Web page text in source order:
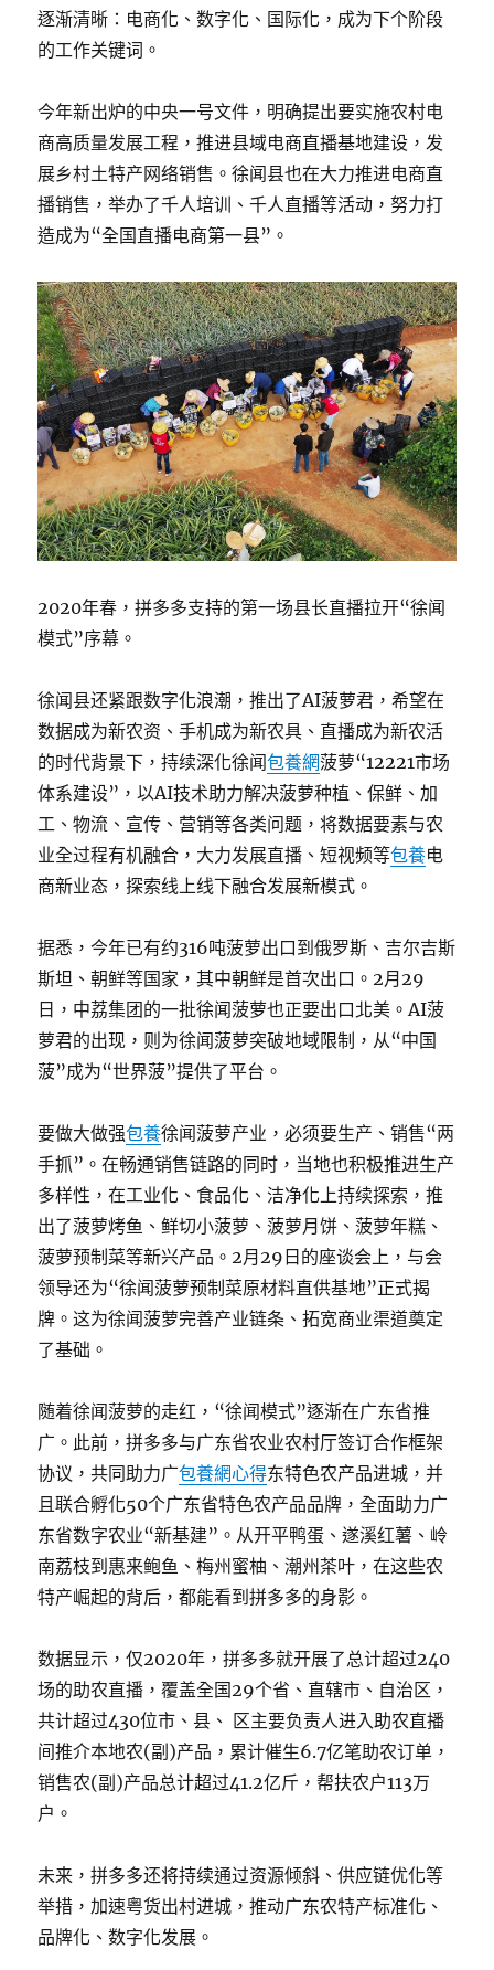
逐渐清晰：电商化、数字化、国际化，成为下个阶段
的工作关键词。
今年新出炉的中央一号文件，明确提出要实施农村电
商高质量发展工程，推进县域电商直播基地建设，发
展乡村土特产网络销售。徐闻县也在大力推进电商直
播销售，举办了千人培训、千人直播等活动，努力打
造成为“全国直播电商第一县”。
2020年春，拼多多支持的第一场县长直播拉开“徐闻
模式”序幕。
徐闻县还紧跟数字化浪潮，推出了AI菠萝君，希望在
数据成为新农资、手机成为新农具、直播成为新农活
的时代背景下，持续深化徐闻包養網菠萝“12221市场
体系建设”，以AI技术助力解决菠萝种植、保鲜、加
工、物流、宣传、营销等各类问题，将数据要素与农
业全过程有机融合，大力发展直播、短视频等包養电
商新业态，探索线上线下融合发展新模式。
据悉，今年已有约316吨菠萝出口到俄罗斯、吉尔吉斯
斯坦、朝鲜等国家，其中朝鲜是首次出口。2月29
日，中荔集团的一批徐闻菠萝也正要出口北美。AI菠
萝君的出现，则为徐闻菠萝突破地域限制，从“中国
菠”成为“世界菠”提供了平台。
要做大做强包養徐闻菠萝产业，必须要生产、销售“两
手抓”。在畅通销售链路的同时，当地也积极推进生产
多样性，在工业化、食品化、洁净化上持续探索，推
出了菠萝烤鱼、鲜切小菠萝、菠萝月饼、菠萝年糕、
菠萝预制菜等新兴产品。2月29日的座谈会上，与会
领导还为“徐闻菠萝预制菜原材料直供基地”正式揭
牌。这为徐闻菠萝完善产业链条、拓宽商业渠道奠定
了基础。
随着徐闻菠萝的走红，“徐闻模式”逐渐在广东省推
广。此前，拼多多与广东省农业农村厅签订合作框架
协议，共同助力广包養網心得东特色农产品进城，并
且联合孵化50个广东省特色农产品品牌，全面助力广
东省数字农业“新基建”。从开平鸭蛋、遂溪红薯、岭
南荔枝到惠来鲍鱼、梅州蜜柚、潮州茶叶，在这些农
特产崛起的背后，都能看到拼多多的身影。
数据显示，仅2020年，拼多多就开展了总计超过240
场的助农直播，覆盖全国29个省、直辖市、自治区，
共计超过430位市、县、 区主要负责人进入助农直播
间推介本地农(副)产品，累计催生6.7亿笔助农订单，
销售农(副)产品总计超过41.2亿斤，帮扶农户113万
户。
未来，拼多多还将持续通过资源倾斜、供应链优化等
举措，加速粤货出村进城，推动广东农特产标准化、
品牌化、数字化发展。